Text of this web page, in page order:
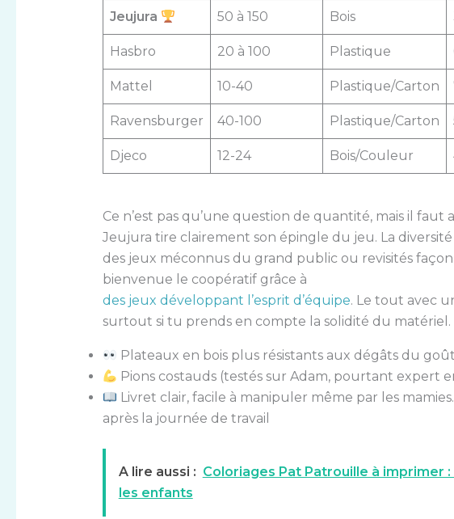
Jeujura 50 à 150 Bois
Hasbro 20 à 100 Plastique
Mattel 10-40 Plastique/Carton
Ravensburger 40-100 Plastique/Carton
Djeco 12-24 Bois/Couleur
Ce n’est pas qu’une question de quantité, mais il
Jeujura tire clairement son épingle du jeu. La
des jeux méconnus du grand public ou revisités
bienvenue le coopératif grâce à
des jeux développant l’esprit d’équipe. Le tout avec
surtout si tu prends en compte la solidité du matériel.
Plateaux en bois plus résistants aux dégâts du
Pions costauds (testés sur Adam, pourtant expert
Livret clair, facile à manipuler même par les
après la journée de travail
A lire aussi : Coloriages Pat Patrouille à imprimer
les enfants